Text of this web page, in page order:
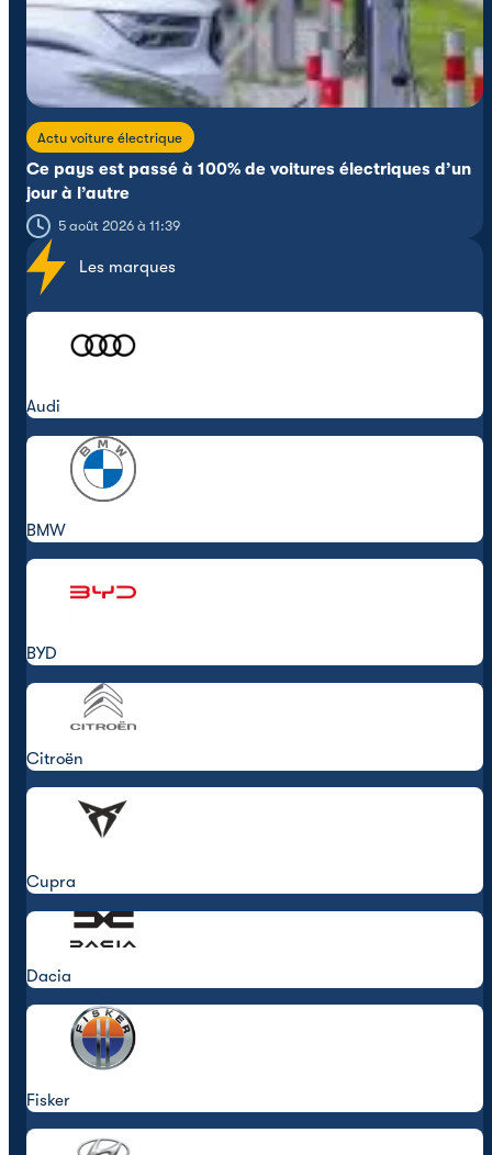
Actu voiture électrique
Ce pays est passé à 100% de voitures électriques d’un
jour à l’autre
5 août 2026 à 11:39
Les marques
Audi
BMW
BYD
Citroën
Cupra
Dacia
Fisker